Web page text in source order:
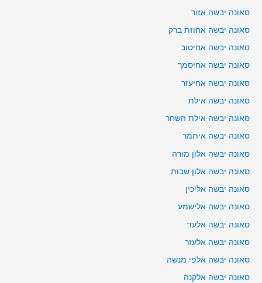
סאונה יבשה אזור
סאונה יבשה אחוזת ברק
סאונה יבשה אחיטוב
סאונה יבשה אחיסמך
סאונה יבשה אחיעזר
סאונה יבשה אילת
סאונה יבשה אילת השחר
סאונה יבשה איתמר
סאונה יבשה אלון מורה
סאונה יבשה אלון שבות
סאונה יבשה אליכין
סאונה יבשה אלישמע
סאונה יבשה אלעד
סאונה יבשה אלעזר
סאונה יבשה אלפי מנשה
סאונה יבשה אלקנה